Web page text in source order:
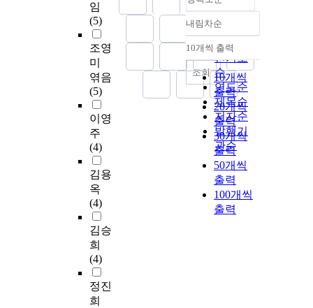
임
(5)
조영
미
엮음
(5)
이영
주
(4)
김용
옥
(4)
김승
희
(4)
정진
희
정확도
순
인기도
순
연도순
제목순
저자순
발행기
관순
내림차순
내림차순
10개씩 출력
10개씩
출력
20개씩
출력
30개씩
출력
50개씩
출력
100개씩
출력
조회